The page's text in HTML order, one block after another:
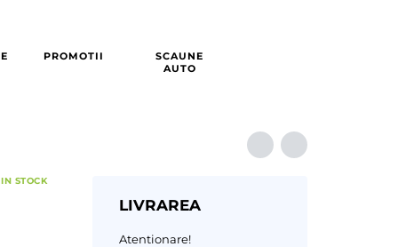
PROMOTII
SCAUNE
AUTO
IN STOCK
LIVRAREA
Atentionare!